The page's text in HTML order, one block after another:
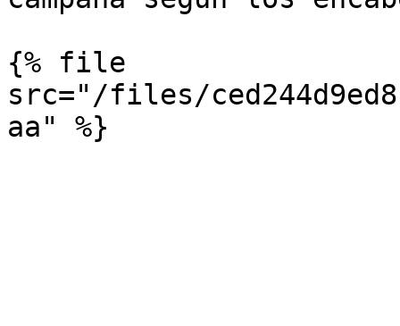
{% file
src="/files/